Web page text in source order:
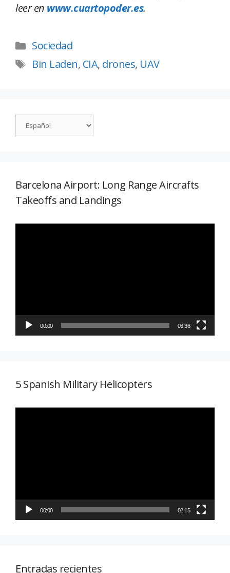
leer en www.cuartopoder.es.
Sociedad
Bin Laden, CIA, drones, UAV
Barcelona Airport: Long Range Aircrafts
Takeoffs and Landings
00:00 03:36
5 Spanish Military Helicopters
00:00 02:15
Entradas recientes